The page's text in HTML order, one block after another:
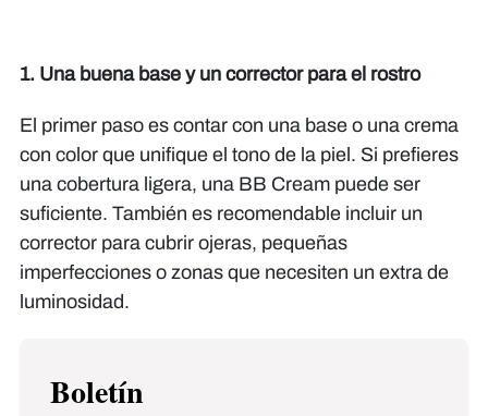
1. Una buena base y un corrector para el rostro
El primer paso es contar con una base o una crema
con color que unifique el tono de la piel. Si prefieres
una cobertura ligera, una BB Cream puede ser
suficiente. También es recomendable incluir un
corrector para cubrir ojeras, pequeñas
imperfecciones o zonas que necesiten un extra de
luminosidad.
Boletín